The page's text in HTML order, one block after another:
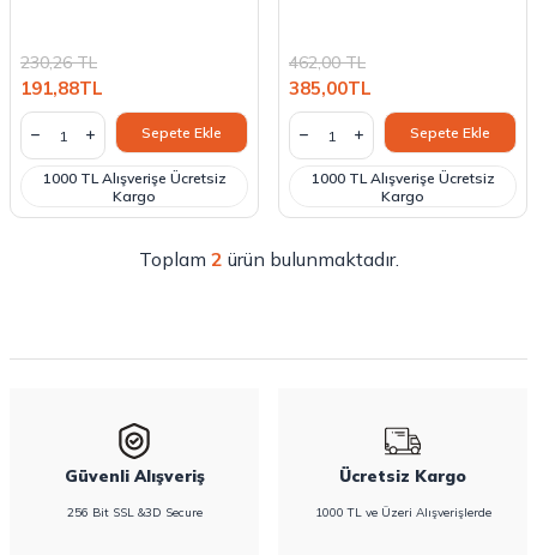
230,26TL
191,88TL
Sepete Ekle
1000 TL Alışverişe Ücretsiz
Kargo
462,00TL
385,00TL
Sepete Ekle
1000 TL Alışverişe Ücretsiz
Kargo
Toplam 2 ürün bulunmaktadır.
Güvenli Alışveriş
256 Bit SSL &3D Secure
Ücretsiz Kargo
1000 TL ve Üzeri Alışverişlerde